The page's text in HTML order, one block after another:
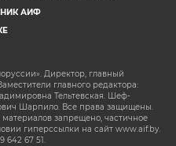
АИФ
Директор, главный
главного редактора:
Тельтевская. Шеф-
Шарпило. Все права защищены.
запрещено, частичное
гиперссылки на сайт www.aif.by.
642 67 51.